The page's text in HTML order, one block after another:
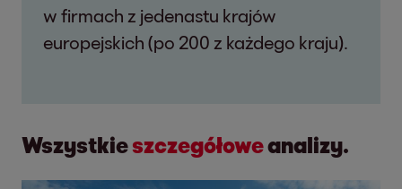
w firmach z jedenastu krajów
europejskich (po 200 z każdego kraju).
Wszystkieszczegółoweanalizy.